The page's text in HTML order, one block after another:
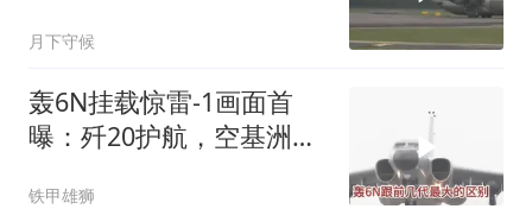
月下守候
轰6N挂载惊雷-1画面首
曝：歼20护航，空基洲际
铁甲雄狮